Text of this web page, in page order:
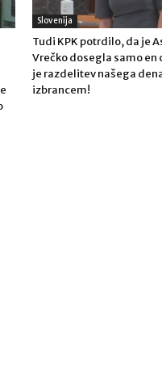
Slovenija
Tudi KPK potrdilo, da je
Vrečko dosegla samo en
je razdelitev našega
izbrancem!